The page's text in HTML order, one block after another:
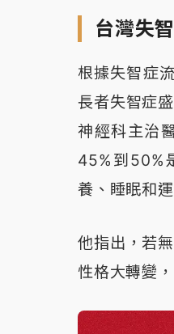
台灣失
根據失智症
長者失智症
神經科主治
45%到50%
養、睡眠和
他指出，若
性格大轉變